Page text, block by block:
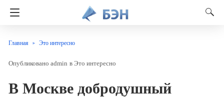
Главная Это интересно
admin в Это интересно
В Москве добродушный